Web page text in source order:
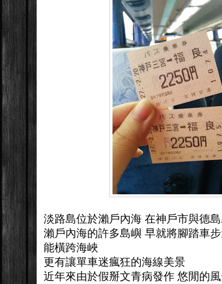
淡路島位於瀨戶內海 在神戶市與德
瀨戶內海的許多島嶼 早就將腳踏車
能橫跨海峽
更有讓單車迷瘋狂的海線美景
近年來由於假掰文青病發作 悠閒的